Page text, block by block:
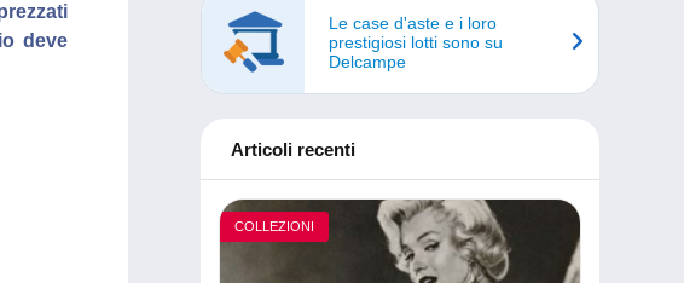
deve
Le case d'aste e i loro
prestigiosi lotti sono su
Delcampe
Articoli recenti
COLLEZIONI